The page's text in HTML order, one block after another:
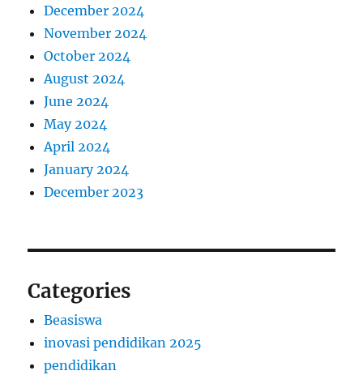
December 2024
November 2024
October 2024
August 2024
June 2024
May 2024
April 2024
January 2024
December 2023
Categories
Beasiswa
inovasi pendidikan 2025
pendidikan